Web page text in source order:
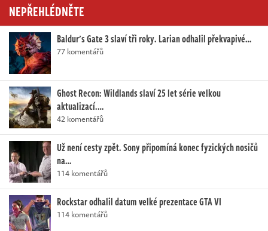
NEPŘEHLÉDNĚTE
Baldur's Gate 3 slaví tři roky. Larian odhalil překvapivé…
77 komentářů
Ghost Recon: Wildlands slaví 25 let série velkou
aktualizací.…
42 komentářů
Už není cesty zpět. Sony připomíná konec fyzických nosičů
na…
114 komentářů
Rockstar odhalil datum velké prezentace GTA VI
114 komentářů